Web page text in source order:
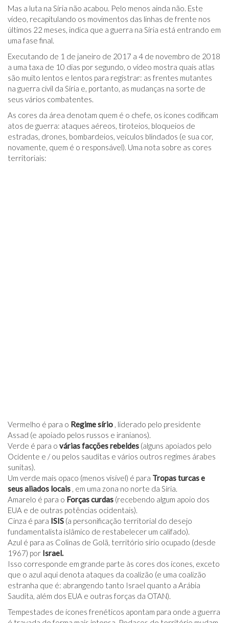
Mas a luta na Síria não acabou. Pelo menos ainda não. Este
vídeo, recapitulando os movimentos das linhas de frente nos
últimos 22 meses, indica que a guerra na Síria está entrando em
uma fase final.
Executando de 1 de janeiro de 2017 a 4 de novembro de 2018
a uma taxa de 10 dias por segundo, o vídeo mostra quais atlas
são muito lentos e lentos para registrar: as frentes mutantes
na guerra civil da Síria e, portanto, as mudanças na sorte de
seus vários combatentes.
As cores da área denotam quem é o chefe, os ícones codificam
atos de guerra: ataques aéreos, tiroteios, bloqueios de
estradas, drones, bombardeios, veículos blindados (e sua cor,
novamente, quem é o responsável). Uma nota sobre as cores
territoriais:
Vermelho é para o Regime sírio , liderado pelo presidente
Assad (e apoiado pelos russos e iranianos).
Verde é para o várias facções rebeldes (alguns apoiados pelo
Ocidente e / ou pelos sauditas e vários outros regimes árabes
sunitas).
Um verde mais opaco (menos visível) é para Tropas turcas e
seus aliados locais , em uma zona no norte da Síria.
Amarelo é para o Forças curdas (recebendo algum apoio dos
EUA e de outras potências ocidentais).
Cinza é para ISIS (a personificação territorial do desejo
fundamentalista islâmico de restabelecer um califado).
Azul é para as Colinas de Golã, território sírio ocupado (desde
1967) por Israel.
Isso corresponde em grande parte às cores dos ícones, exceto
que o azul aqui denota ataques da coalizão (e uma coalizão
estranha que é: abrangendo tanto Israel quanto a Arábia
Saudita, além dos EUA e outras forças da OTAN).
Tempestades de ícones frenéticos apontam para onde a guerra